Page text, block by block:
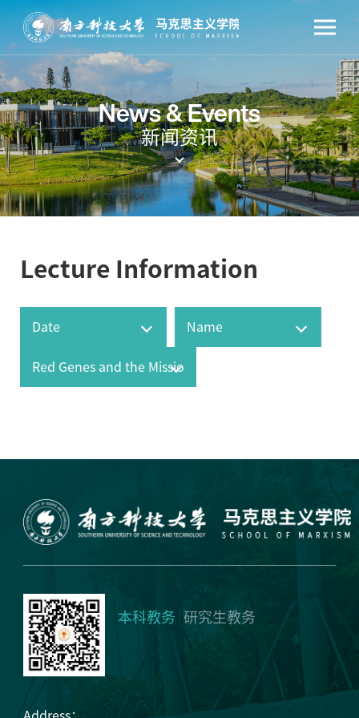
News & Events
新闻资讯
Lecture Information
本科教务 研究生教务
Address：